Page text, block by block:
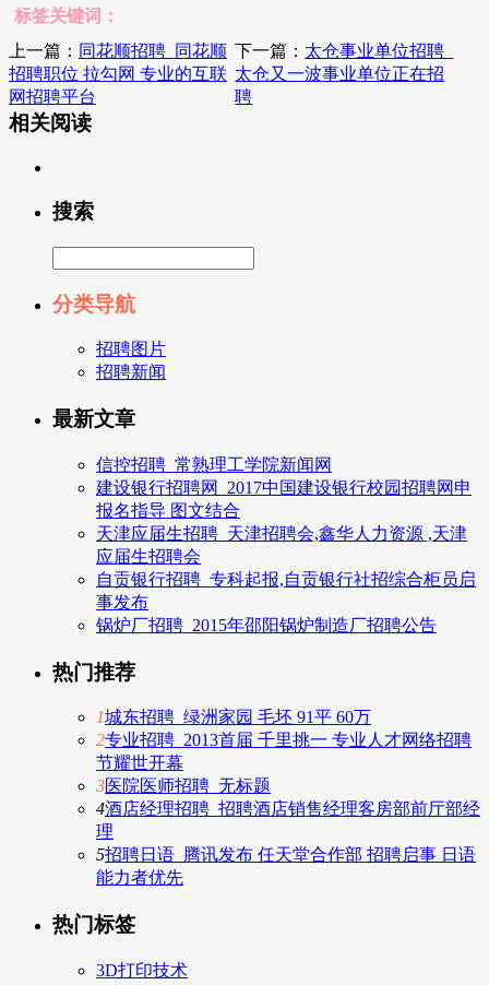
标签关键词：
上一篇： 同花顺招聘_同花顺
招聘职位 拉勾网 专业的互联
网招聘平台
下一篇： 太仓事业单位招聘_
太仓又一波事业单位正在招
聘
相关阅读
搜索
分类导航
招聘图片
招聘新闻
最新文章
信控招聘_常熟理工学院新闻网
建设银行招聘网_2017中国建设银行校园招聘网申
报名指导 图文结合
天津应届生招聘_天津招聘会,鑫华人力资源 ,天津
应届生招聘会
自贡银行招聘_专科起报,自贡银行社招综合柜员启
事发布
锅炉厂招聘_2015年邵阳锅炉制造厂招聘公告
热门推荐
1城东招聘_绿洲家园 毛坯 91平 60万
2专业招聘_2013首届 千里挑一 专业人才网络招聘
节耀世开幕
3医院医师招聘_无标题
4酒店经理招聘_招聘酒店销售经理客房部前厅部经
理
5招聘日语_腾讯发布 任天堂合作部 招聘启事 日语
能力者优先
热门标签
3D打印技术